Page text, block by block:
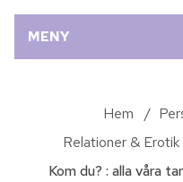
MENY
Hem /
Relationer & Erotik
Kom du? : alla våra